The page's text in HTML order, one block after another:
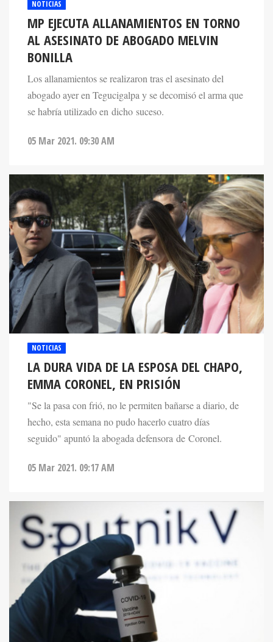
NOTICIAS
MP EJECUTA ALLANAMIENTOS EN TORNO
AL ASESINATO DE ABOGADO MELVIN
BONILLA
Los allanamientos se realizaron tras el asesinato del
abogado ayer en Tegucigalpa y se decomisó el arma que
se habría utilizado en dicho suceso.
05 Mar 2021. 09:30 AM
NOTICIAS
LA DURA VIDA DE LA ESPOSA DEL CHAPO,
EMMA CORONEL, EN PRISIÓN
"Se la pasa con frió, no le permiten bañarse a diario, de
hecho, esta semana no pudo hacerlo cuatro días
seguido" apuntó la abogada defensora de Coronel.
05 Mar 2021. 09:17 AM